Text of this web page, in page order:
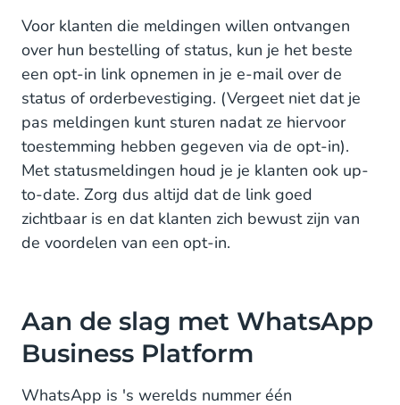
Voor klanten die meldingen willen ontvangen
over hun bestelling of status, kun je het beste
een opt-in link opnemen in je e-mail over de
status of orderbevestiging. (Vergeet niet dat je
pas meldingen kunt sturen nadat ze hiervoor
toestemming hebben gegeven via de opt-in).
Met statusmeldingen houd je je klanten ook up-
to-date. Zorg dus altijd dat de link goed
zichtbaar is en dat klanten zich bewust zijn van
de voordelen van een opt-in.
Aan de slag met WhatsApp
Business Platform
WhatsApp is 's werelds nummer één